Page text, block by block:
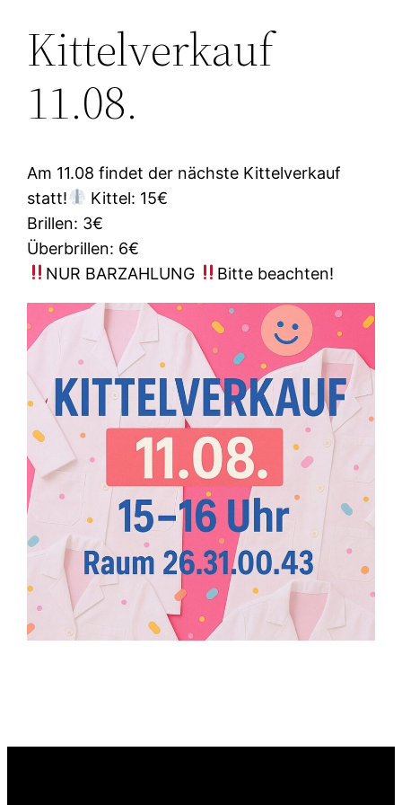
Kittelverkauf
11.08.
Am 11.08 findet der nächste Kittelverkauf
statt!
Kittel: 15€
Brillen: 3€
Überbrillen: 6€
NUR BARZAHLUNG
Bitte beachten!